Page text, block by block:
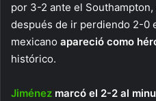
por 3-2 ante el
después de ir perdiendo 2-0
mexicano apareció como
histórico.
Jiménez marcó el 2-2 al